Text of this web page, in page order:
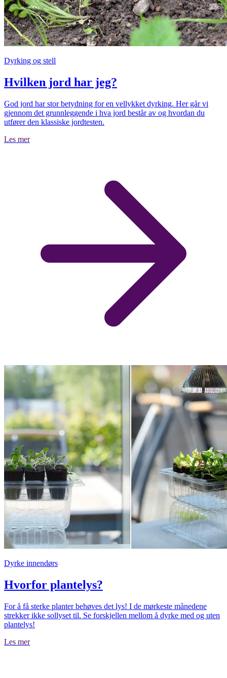
Dyrking og stell
Hvilken jord har jeg?
God jord har stor betydning for en vellykket dyrking. Her går vi
gjennom det grunnleggende i hva jord består av og hvordan du
utfører den klassiske jordtesten.
Les mer
Dyrke innendørs
Hvorfor plantelys?
For å få sterke planter behøves det lys! I de mørkeste månedene
strekker ikke sollyset til. Se forskjellen mellom å dyrke med og uten
plantelys!
Les mer